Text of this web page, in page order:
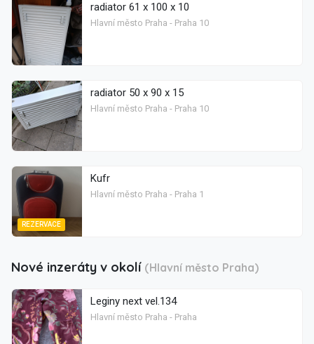
radiator 61 x 100 x 10
Hlavní město Praha - Praha 10
radiator 50 x 90 x 15
Hlavní město Praha - Praha 10
REZERVACE
Kufr
Hlavní město Praha - Praha 1
Nové inzeráty v okolí (Hlavní město Praha)
Leginy next vel.134
Hlavní město Praha - Praha